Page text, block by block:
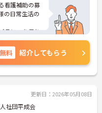
看護補助の募
の日常生活の
ランスを保ち
給・賞与制度
れるので、
。
トなど、さら
にご相談くだ
無料 紹介してもらう
更新日：2026年05月08日
社団平成会